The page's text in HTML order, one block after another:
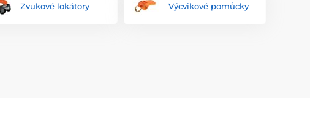
Zvukové lokátory Výcvikové pomůcky